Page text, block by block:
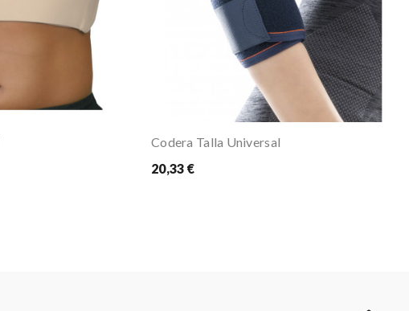
Codera Talla Universal
20,33 €